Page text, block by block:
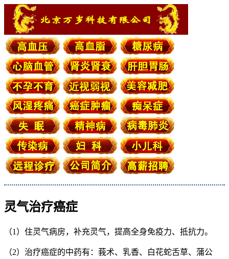
灵气治疗癌症
（1）住灵气病房，补充灵气，提高全身免疫力、抵抗力。
（2）治疗癌症的中药有：莪术、乳香、白花蛇舌草、蒲公